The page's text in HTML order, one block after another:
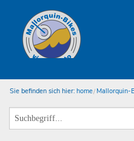
Sie befinden sich hier: home Mallorquin-